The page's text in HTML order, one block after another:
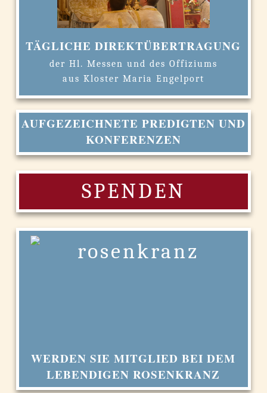
TÄGLICHE DIREKTÜBERTRAGUNG
der Hl. Messen und des Offiziums
aus Kloster Maria Engelport
AUFGEZEICHNETE PREDIGTEN UND
KONFERENZEN
SPENDEN
WERDEN SIE MITGLIED BEI DEM
LEBENDIGEN ROSENKRANZ